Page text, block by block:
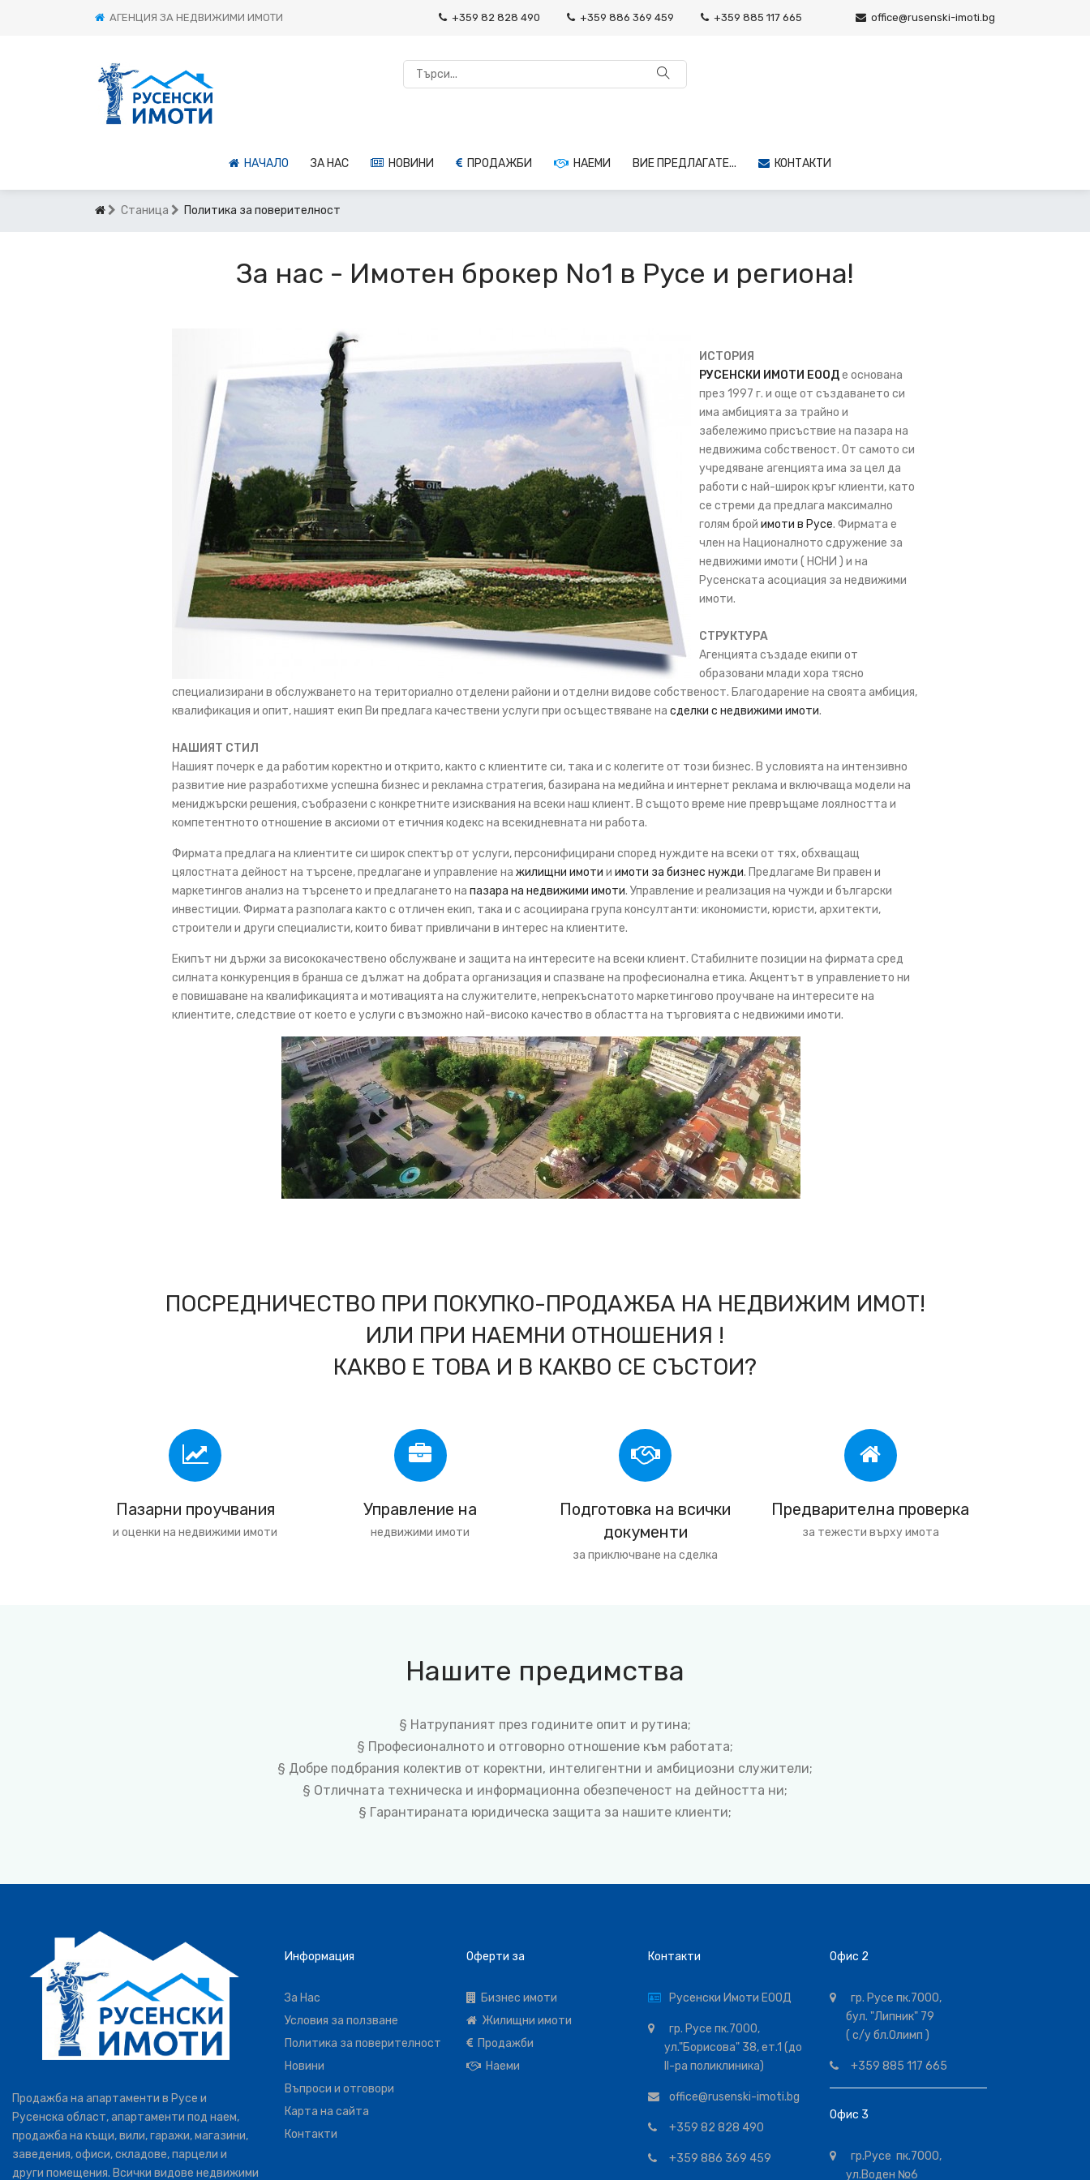
АГЕНЦИЯ ЗА НЕДВИЖИМИ ИМОТИ +359 82 828 490 +359 886 369 459 +359 885 117 665 office@rusenski-imoti.bg
НАЧАЛО ЗА НАС НОВИНИ ПРОДАЖБИ НАЕМИ ВИЕ ПРЕДЛАГАТЕ... КОНТАКТИ
Станица Политика за поверителност
За нас - Имотен брокер No1 в Русе и региона!
ИСТОРИЯ
РУСЕНСКИ ИМОТИ ЕООДе основана
през 1997 г. и още от създаването си
има амбицията за трайно и
забележимо присъствие на пазара на
недвижима собственост. От самото си
учредяване агенцията има за цел да
работи с най-широк кръг клиенти, като
се стреми да предлага максимално
голям брой имоти в Русе. Фирмата е
член на Националното сдружение за
недвижими имоти ( НСНИ ) и на
Русенската асоциация за недвижими
имоти.
СТРУКТУРА
Агенцията създаде екипи от
образовани млади хора тясно
специализирани в обслужването на териториално отделени райони и отделни видове собственост. Благодарение на своята амбиция,
квалификация и опит, нашият екип Ви предлага качествени услуги при осъществяване на сделки с недвижими имоти.
НАШИЯТ СТИЛ
Нашият почерк е да работим коректно и открито, както с клиентите си, така и с колегите от този бизнес. В условията на интензивно
развитие ние разработихме успешна бизнес и рекламна стратегия, базирана на медийна и интернет реклама и включваща модели на
мениджърски решения, съобразени с конкретните изисквания на всеки наш клиент. В същото време ние превръщаме лоялността и
компетентното отношение в аксиоми от етичния кодекс на всекидневната ни работа.
Фирмата предлага на клиентите си широк спектър от услуги, персонифицирани според нуждите на всеки от тях, обхващащ
цялостната дейност на търсене, предлагане и управление на жилищни имоти и имоти за бизнес нужди. Предлагаме Ви правен и
маркетингов анализ на търсенето и предлагането на пазара на недвижими имоти. Управление и реализация на чужди и български
инвестиции. Фирмата разполага както с отличен екип, така и с асоциирана група консултанти: икономисти, юристи, архитекти,
строители и други специалисти, които биват привличани в интерес на клиентите.
Екипът ни държи за висококачествено обслужване и защита на интересите на всеки клиент. Стабилните позиции на фирмата сред
силната конкуренция в бранша се дължат на добрата организация и спазване на професионална етика. Акцентът в управлението ни
е повишаване на квалификацията и мотивацията на служителите, непрекъснатото маркетингово проучване на интересите на
клиентите, следствие от което е услуги с възможно най-високо качество в областта на търговията с недвижими имоти.
ПОСРЕДНИЧЕСТВО ПРИ ПОКУПКО-ПРОДАЖБА НА НЕДВИЖИМ ИМОТ!
ИЛИ ПРИ НАЕМНИ ОТНОШЕНИЯ !
КАКВО Е ТОВА И В КАКВО СЕ СЪСТОИ?
Пазарни проучвания
и оценки на недвижими имоти
Управление на
недвижими имоти
Подготовка на всички
документи
за приключване на сделка
Предварителна проверка
за тежести върху имота
Нашите предимства
§ Натрупаният през годините опит и рутина;
§ Професионалното и отговорно отношение към работата;
§ Добре подбрания колектив от коректни, интелигентни и амбициозни служители;
§ Отличната техническа и информационна обезпеченост на дейността ни;
§ Гарантираната юридическа защита за нашите клиенти;
Продажба на апартаменти в Русе и
Русенска област, апартаменти под наем,
продажба на къщи, вили, гаражи, магазини,
заведения, офиси, складове, парцели и
други помещения. Всички видове недвижими
Информация
За Нас
Условия за ползване
Политика за поверителност
Новини
Въпроси и отговори
Карта на сайта
Контакти
Оферти за
Бизнес имоти
Жилищни имоти
Продажби
Наеми
Контакти
Русенски Имоти ЕООД
гр. Русе пк.7000,
ул."Борисова" 38, ет.1 (до
ІІ-ра поликлиника)
office@rusenski-imoti.bg
+359 82 828 490
+359 886 369 459
Офис 2
гр. Русе пк.7000,
бул. "Липник" 79
( с/у бл.Олимп )
+359 885 117 665
Офис 3
гр.Русе пк.7000,
ул.Воден №6